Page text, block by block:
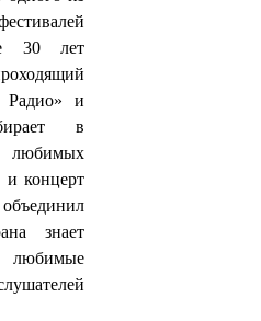
30 лет
Радио» и
в
и концерт
знает